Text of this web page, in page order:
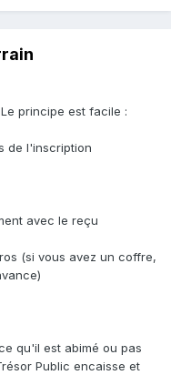
principe est facile :
de l'inscription
avec le reçu
(si vous avez un coffre,
qu'il est abimé ou pas
Public encaisse et